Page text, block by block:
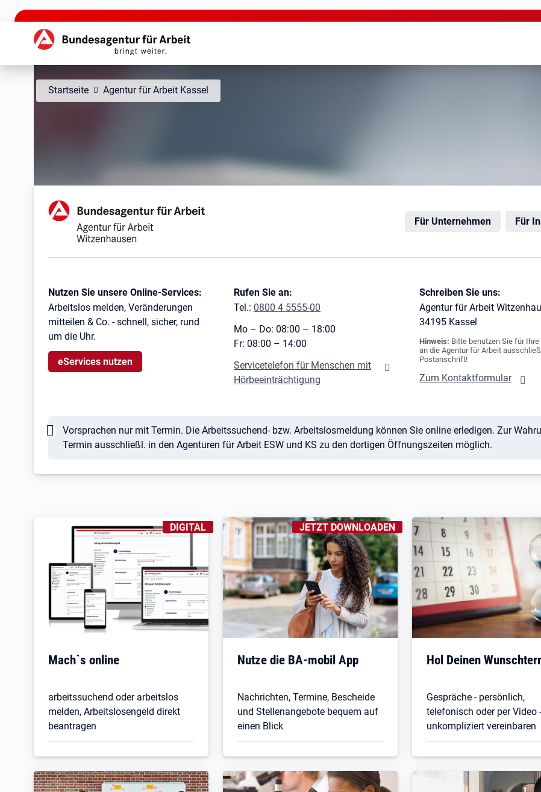
zu den Hauptinhalten springen
Hauptnavigation
Startseite Agentur für Arbeit Kassel
Agentur für Arbeit Witzenhausen Für Unternehmen Für
Kontaktinformationen
Nutzen Sie unsere Online-Services:
Arbeitslos melden, Veränderungen
mitteilen & Co. - schnell, sicher, rund
um die Uhr.
eServices nutzen
Rufen Sie an:
Tel.: 0800 4 5555-00
Mo – Do: 08:00 – 18:00
Fr: 08:00 – 14:00
Servicetelefon für Menschen mit
Hörbeeinträchtigung
Schreiben Sie uns:
Agentur für Arbeit
34195 Kassel
Hinweis: Bitte benutzen Sie für
an die Agentur für Arbeit
Postanschrift!
Zum Kontaktformular
Vorsprachen nur mit Termin. Die Arbeitssuchend- bzw. Arbeitslosmeldung können Sie online erledigen. Zur
Termin ausschließl. in den Agenturen für Arbeit ESW und KS zu den dortigen Öffnungszeiten möglich.
KENNZEICHNUNGEN:
DIGITAL
Mach`s online
arbeitssuchend oder arbeitslos
melden, Arbeitslosengeld direkt
beantragen
KENNZEICHNUNGEN:
JETZT DOWNLOADEN
Nutze die BA-mobil App
Nachrichten, Termine, Bescheide
und Stellenangebote bequem auf
einen Blick
Hol Deinen
Gespräche - persönlich,
telefonisch oder per Video -
unkompliziert vereinbaren